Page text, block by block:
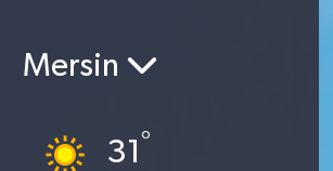
Mersin
31 °